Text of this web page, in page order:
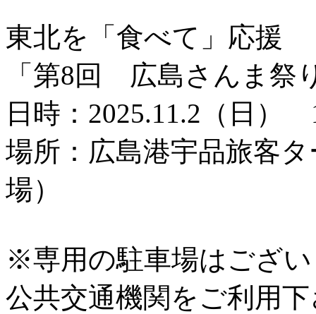
東北を「食べて」応援
「第8回 広島さんま祭
日時：2025.11.2（日）
場所：広島港宇品旅客
場）
※専用の駐車場はござ
公共交通機関をご利用